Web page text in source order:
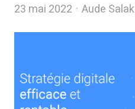
23 mai 2022 Author
Aude Salak